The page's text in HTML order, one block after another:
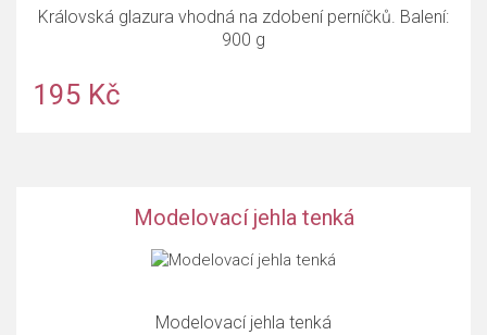
Královská glazura vhodná na zdobení perníčků. Balení:
900 g
195 Kč
Modelovací jehla tenká
Modelovací jehla tenká